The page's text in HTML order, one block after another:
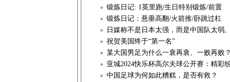
锻炼日记: 1英里跑/生日特别锻炼/前置
锻炼日记：悬垂高翻/火箭推/卧跳过杠
日媒称不是日本太强，而是中国队太弱,
祝贺美国终于“第一名”
某大国男足为什么一衰再衰、一败再败？
亚城2024快乐杯高尔夫球公开赛：精彩
中国足球为何如此糟糕，是否有救？